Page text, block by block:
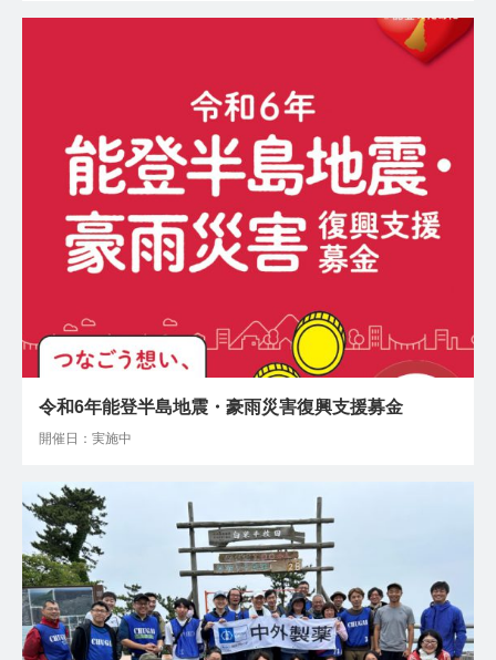
令和6年能登半島地震・豪雨災害復興支援募金
開催日：実施中